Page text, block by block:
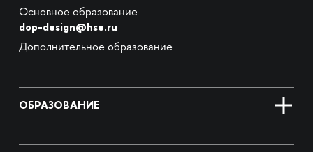
Основное образование
dop-design@hse.ru
Дополнительное образование
ОБРАЗОВАНИЕ